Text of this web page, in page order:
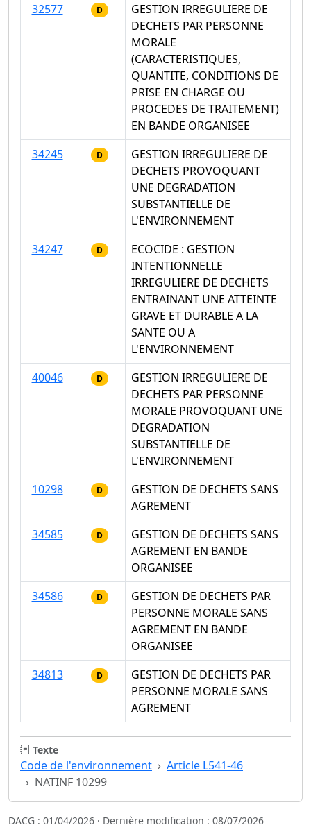
32577
D
GESTION IRREGULIERE DE
DECHETS PAR PERSONNE
MORALE
(CARACTERISTIQUES,
QUANTITE, CONDITIONS DE
PRISE EN CHARGE OU
PROCEDES DE TRAITEMENT)
EN BANDE ORGANISEE
34245
D
GESTION IRREGULIERE DE
DECHETS PROVOQUANT
UNE DEGRADATION
SUBSTANTIELLE DE
L'ENVIRONNEMENT
34247
D
ECOCIDE : GESTION
INTENTIONNELLE
IRREGULIERE DE DECHETS
ENTRAINANT UNE ATTEINTE
GRAVE ET DURABLE A LA
SANTE OU A
L'ENVIRONNEMENT
40046
D
GESTION IRREGULIERE DE
DECHETS PAR PERSONNE
MORALE PROVOQUANT UNE
DEGRADATION
SUBSTANTIELLE DE
L'ENVIRONNEMENT
10298
D
GESTION DE DECHETS SANS
AGREMENT
34585
D
GESTION DE DECHETS SANS
AGREMENT EN BANDE
ORGANISEE
34586
D
GESTION DE DECHETS PAR
PERSONNE MORALE SANS
AGREMENT EN BANDE
ORGANISEE
34813
D
GESTION DE DECHETS PAR
PERSONNE MORALE SANS
AGREMENT
Texte
Code de l'environnement
Article L541-46
NATINF 10299
DACG : 01/04/2026 · Dernière modification : 08/07/2026